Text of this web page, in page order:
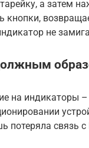
а затем
кнопки,
не
на индикаторы –
потеряла связь